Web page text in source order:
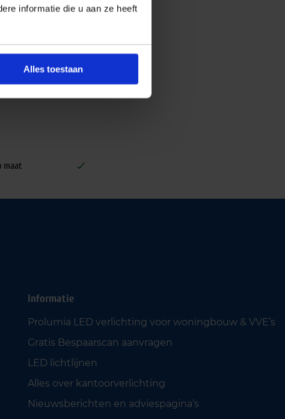
informatie die u aan ze heeft
Alles toestaan
maat
Informatie
Prolumia LED verlichting voor woningbouw & VVE’s
Gratis Bespaarscan aanvragen
LED lichtlijnen
Alles over kantoorverlichting
Nieuwsberichten en adviespagina’s